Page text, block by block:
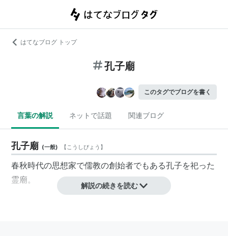
はてなブログ トップ
孔子廟
このタグでブログを書く
言葉の解説 ネットで話題 関連ブログ
孔子廟 (一般) 【こうしびょう 】
春秋時代の思想家で儒教の創始者でもある孔子を祀った
霊廟。
解説の続きを読む